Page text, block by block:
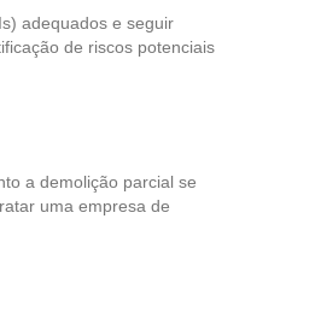
adequados e seguir
de riscos potenciais
a demolição parcial se
uma empresa de